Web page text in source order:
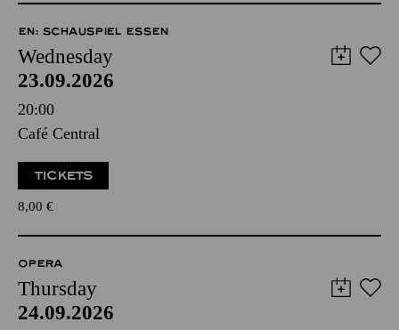
EN: SCHAUSPIEL ESSEN
Wednesday
23.09.2026
20:00
Café Central
TICKETS
8,00 €
OPERA
Thursday
24.09.2026